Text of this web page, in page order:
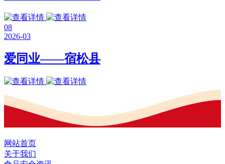
08
2026-03
爱同业——宿松县
网站首页
关于我们